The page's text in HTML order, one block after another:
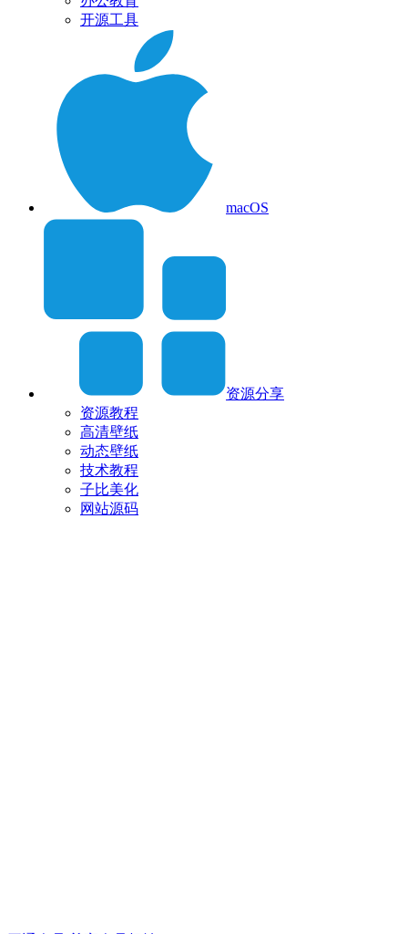
开源工具
macOS
资源分享
资源教程
高清壁纸
动态壁纸
技术教程
子比美化
网站源码